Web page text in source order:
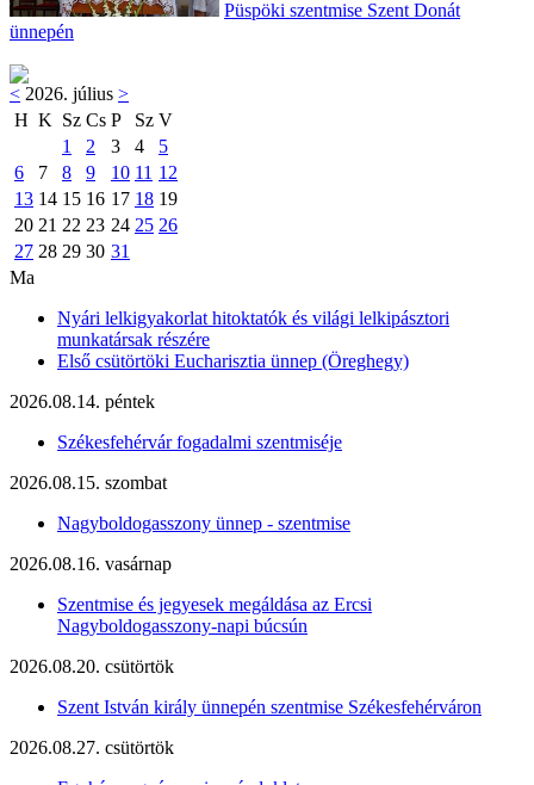
Püspöki szentmise Szent Donát
ünnepén
< 2026. július >
H K Sz Cs P Sz V
1
2 3 4
5
6
7 8 9 10 11 12
13 14 15 16 17 18 19
20 21 22 23 24 25 26
27 28 29 30 31
Ma
Nyári lelkigyakorlat hitoktatók és világi lelkipásztori
munkatársak részére
Első csütörtöki Eucharisztia ünnep (Öreghegy)
2026.08.14. péntek
Székesfehérvár fogadalmi szentmiséje
2026.08.15. szombat
Nagyboldogasszony ünnep - szentmise
2026.08.16. vasárnap
Szentmise és jegyesek megáldása az Ercsi
Nagyboldogasszony-napi búcsún
2026.08.20. csütörtök
Szent István király ünnepén szentmise Székesfehérváron
2026.08.27. csütörtök